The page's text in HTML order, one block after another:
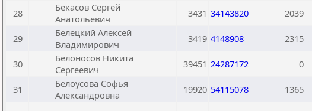
28
Бекасов Сергей
Анатольевич
3431 34143820 2039
29
Белецкий Алексей
Владимирович
3419 4148908 2315
30
Белоносов Никита
Сергеевич
39451 24287172 0
31
Белоусова Софья
Александровна
19920 54115078 1365